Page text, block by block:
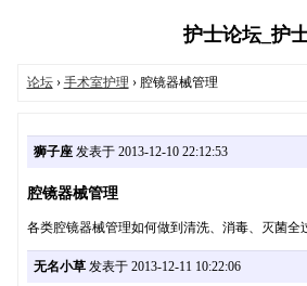
护士论坛_护
论坛› 手术室护理 › 腔镜器械管理
狮子座发表于 2013-12-10 22:12:53
腔镜器械管理
各类腔镜器械管理如何做到清洗、消毒、灭菌全
无名小草发表于 2013-12-11 10:22:06